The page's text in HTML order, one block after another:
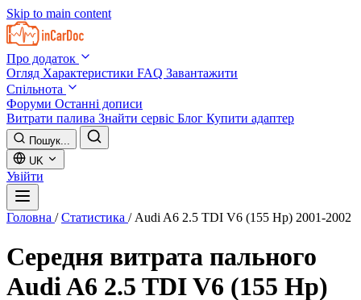
Skip to main content
Про додаток
Огляд Характеристики FAQ Завантажити
Спільнота
Форуми Останні дописи
Витрати палива Знайти сервіс Блог Купити адаптер
Пошук...
UK
Увійти
Головна / Статистика / Audi A6 2.5 TDI V6 (155 Hp) 2001-2002
Середня витрата пального
Audi A6 2.5 TDI V6 (155 Hp)